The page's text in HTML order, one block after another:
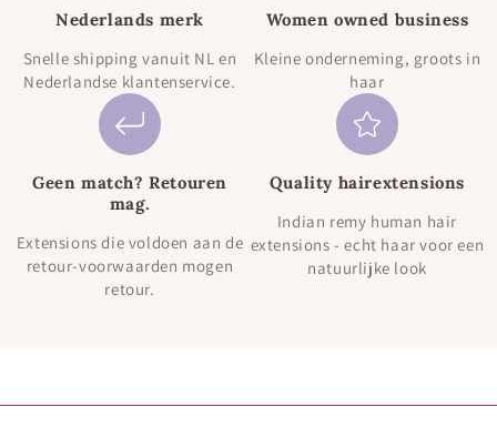
Nederlands merk
Snelle shipping vanuit NL en
Nederlandse klantenservice.
Women owned business
Kleine onderneming, groots in
haar
Geen match? Retouren
mag.
Extensions die voldoen aan de
retour-voorwaarden mogen
retour.
Quality hairextensions
Indian remy human hair
extensions - echt haar voor een
natuurlijke look